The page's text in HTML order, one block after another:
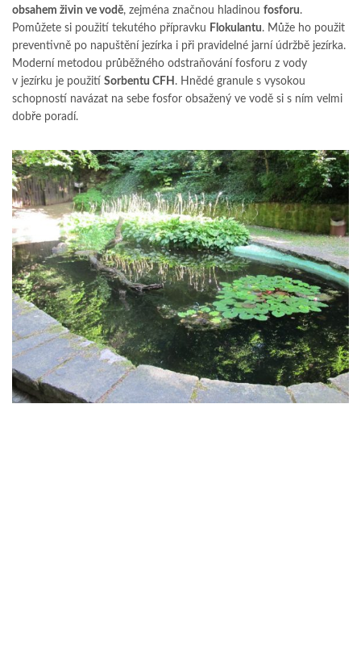
obsahem živin ve vodě, zejména značnou hladinou fosforu.
Pomůžete si použití tekutého přípravku Flokulantu. Může ho použit
preventivně po napuštění jezírka i při pravidelné jarní údržbě jezírka.
Moderní metodou průběžného odstraňování fosforu z vody
v jezírku je použití Sorbentu CFH . Hnědé granule s vysokou
schopností navázat na sebe fosfor obsažený ve vodě si s ním velmi
dobře poradí.